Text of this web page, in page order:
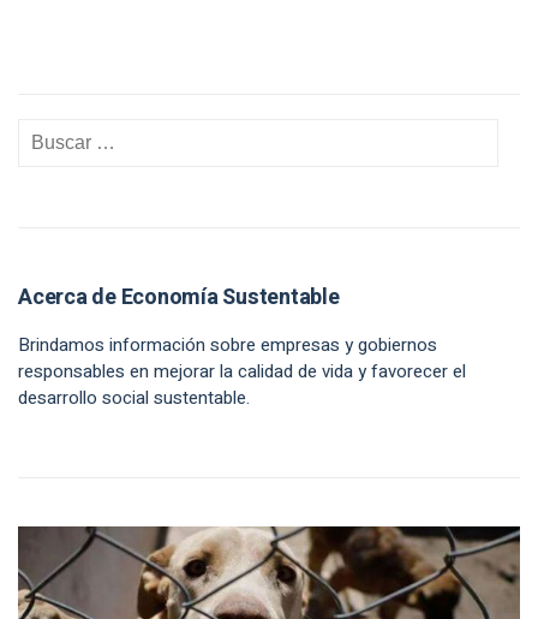
Acerca de Economía Sustentable
Brindamos información sobre empresas y gobiernos
responsables en mejorar la calidad de vida y favorecer el
desarrollo social sustentable.